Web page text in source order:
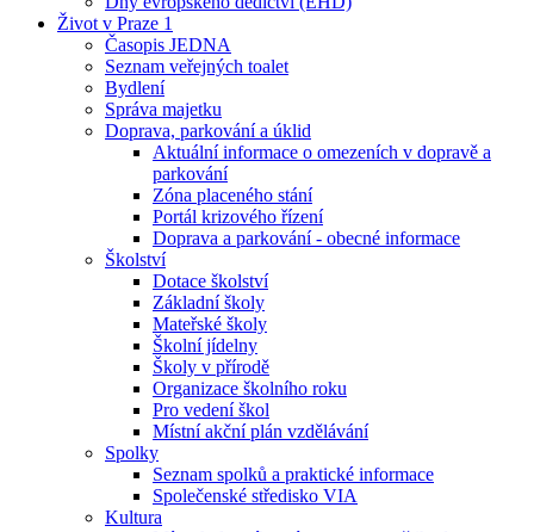
Život v Praze 1
Časopis JEDNA
Seznam veřejných toalet
Bydlení
Správa majetku
Doprava, parkování a úklid
Aktuální informace o omezeních v dopravě a
parkování
Zóna placeného stání
Portál krizového řízení
Doprava a parkování - obecné informace
Školství
Dotace školství
Základní školy
Mateřské školy
Školní jídelny
Školy v přírodě
Organizace školního roku
Pro vedení škol
Místní akční plán vzdělávání
Spolky
Seznam spolků a praktické informace
Společenské středisko VIA
Kultura